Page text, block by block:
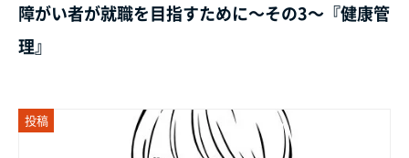
障がい者が就職を目指すために～その3～『健康管
理』
投稿